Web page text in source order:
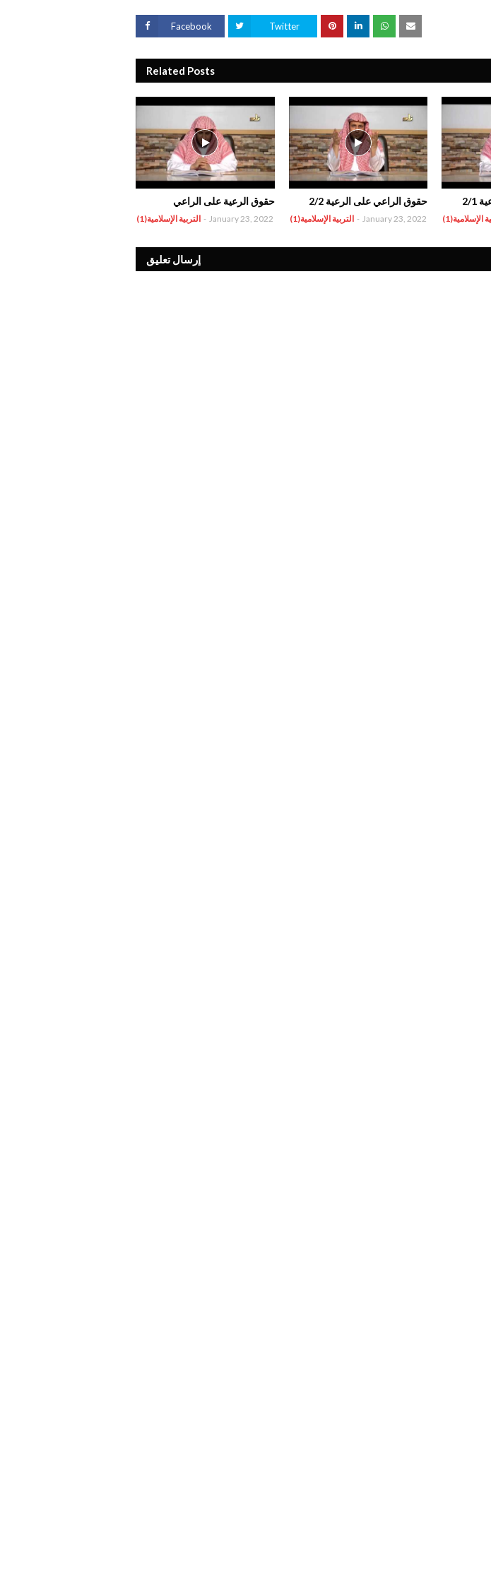
Facebook Twitter
Related Posts
حقوق الرعية على الراعي
التربية الإسلامية(1) - January 23, 2022
حقوق الراعي على الرعية 2/2
التربية الإسلامية(1) - January 23, 2022
2/1
الإسلامية(1)
إرسال تعليق